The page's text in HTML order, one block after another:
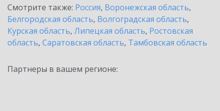
Смотрите также: Россия, Воронежская область,
Белгородская область, Волгоградская область,
Курская область, Липецкая область, Ростовская
область, Саратовская область, Тамбовская область
Партнеры в вашем регионе: